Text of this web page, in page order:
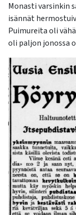
Monasti varsinkin
isännät
Puimureita oli
oli paljon jonossa